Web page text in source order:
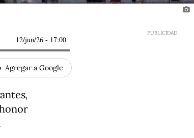
photo_camera
12/jun/26 - 17:00
Agregar a Google